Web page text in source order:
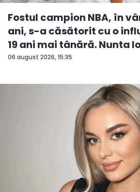
06 august 2026, 15:35
Fostul campion NBA, în
ani, s-a căsătorit cu o
19 ani mai tânără. Nunta